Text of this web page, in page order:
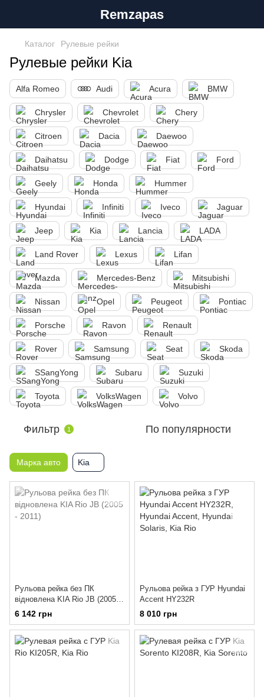
Remzapas
Каталог Рулевые рейки
Рулевые рейки Kia
Alfa Romeo Audi Acura BMW
Chrysler Chevrolet Chery
Citroen Dacia Daewoo
Daihatsu Dodge Fiat Ford
Geely Honda Hummer
Hyundai Infiniti Iveco Jaguar
Jeep Kia Lancia LADA
Land Rover Lexus Lifan
Mazda Mercedes-Benz Mitsubishi
Nissan Opel Peugeot Pontiac
Porsche Ravon Renault
Rover Samsung Seat Skoda
SSangYong Subaru Suzuki
Toyota VolksWagen Volvo
Фильтр 1 По популярности
Марка авто Kia
Рульова рейка без ПК
відновлена KIA Rio JB (2005 -
2011)
6 142 грн
Рульова рейка з ГУР Hyundai
Accent HY232R
8 010 грн